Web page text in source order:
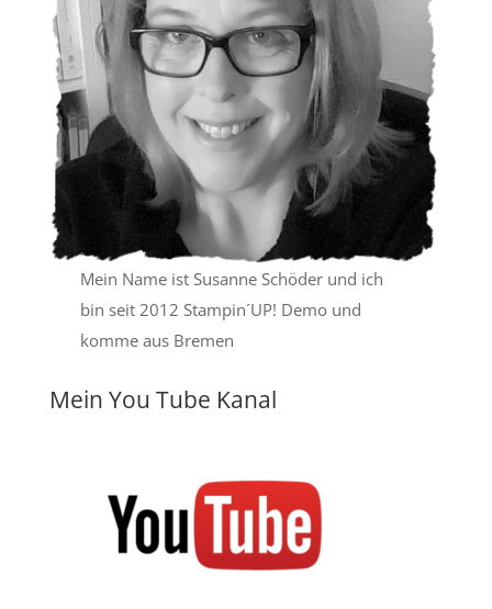
Mein Name ist Susanne Schöder und ich
bin seit 2012 Stampin´UP! Demo und
komme aus Bremen
Mein You Tube Kanal